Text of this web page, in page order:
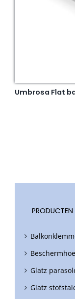
Umbrosa Flat
PRODUCTEN
Glatz
Glatz